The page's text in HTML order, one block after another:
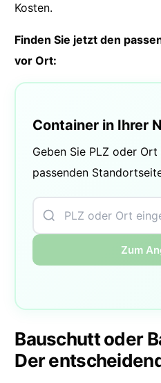
Kosten.
Finden Sie jetzt den
vor Ort:
Container in Ihrer
Geben Sie PLZ oder
passenden
Zum
Bauschutt oder
Der